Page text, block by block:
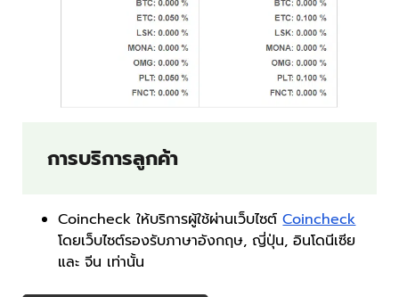
การบริการลูกค้า
Coincheck ให้บริการผู้ใช้ผ่านเว็บไซต์Coincheck
โดยเว็บไซต์รองรับภาษาอังกฤษ, ญี่ปุ่น, อินโดนีเซีย
และ จีน เท่านั้น